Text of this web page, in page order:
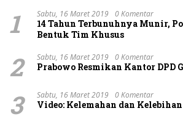
1 Sabtu, 16 Maret 2019 0 Komentar
14 Tahun Terbunuhnya Munir,
Bentuk Tim Khusus
2 Sabtu, 16 Maret 2019 0 Komentar
Prabowo Resmikan Kantor DPD
3 Sabtu, 16 Maret 2019 0 Komentar
Video: Kelemahan dan